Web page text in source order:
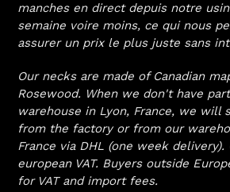
manches en direct depuis notre
semaine voire moins, ce qui nous
assurer un prix le plus juste sans
Our necks are made of Canadian
Rosewood. When we don't have
warehouse in Lyon, France, we will
from the factory or from our
France via DHL (one week
european VAT. Buyers outside
for VAT and import fees.